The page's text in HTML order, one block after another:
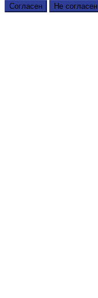
Согласен Не согласен